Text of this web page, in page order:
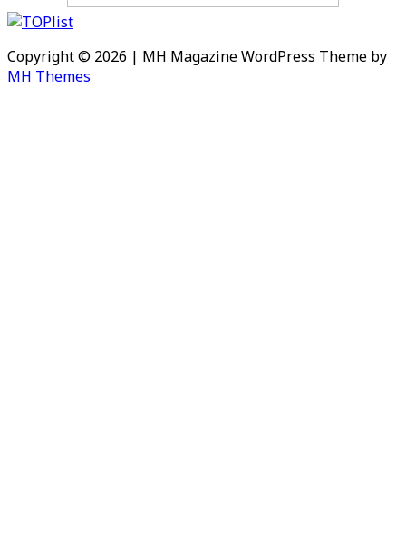
Copyright © 2026 | MH Magazine WordPress Theme by
MH Themes